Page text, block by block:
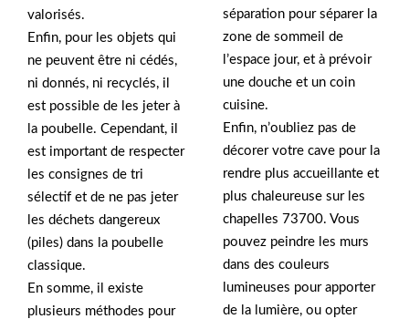
valorisés.
Enfin, pour les objets qui
ne peuvent être ni cédés,
ni donnés, ni recyclés, il
est possible de les jeter à
la poubelle. Cependant, il
est important de respecter
les consignes de tri
sélectif et de ne pas jeter
les déchets dangereux
(piles) dans la poubelle
classique.
En somme, il existe
plusieurs méthodes pour
séparation pour séparer la
zone de sommeil de
l’espace jour, et à prévoir
une douche et un coin
cuisine.
Enfin, n’oubliez pas de
décorer votre cave pour la
rendre plus accueillante et
plus chaleureuse sur les
chapelles 73700. Vous
pouvez peindre les murs
dans des couleurs
lumineuses pour apporter
de la lumière, ou opter